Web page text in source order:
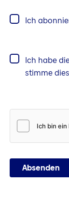
Ich
Ich habe
stimme
Absenden